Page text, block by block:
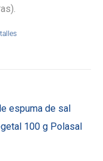
espuma de sal
100 g Polasal